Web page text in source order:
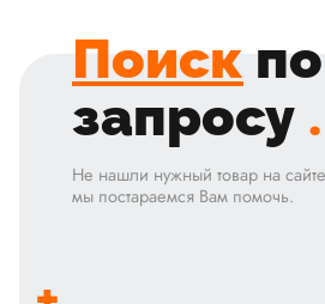
Поиск по
запросу .
Не нашли нужный товар на
мы постараемся Вам помочь.